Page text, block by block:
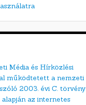
Média és Hírközlési
működtetett a nemzeti
2003. évi C. törvény
az internetes